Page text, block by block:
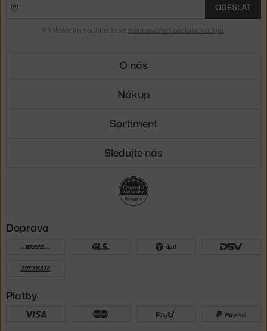
ODESLAT
Přihlášením souhlasíte se zpracováním osobních údajů
O nás
Nákup
Sortiment
Sledujte nás
Doprava
Platby